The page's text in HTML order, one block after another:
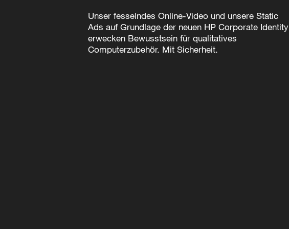
Unser fesselndes Online-Video und unsere Static
Ads auf Grundlage der neuen HP Corporate Identity
erwecken Bewusstsein für qualitatives
Computerzubehör. Mit Sicherheit.